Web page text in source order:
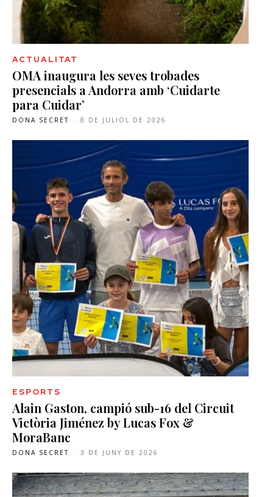
ACTUALITAT
OMA inaugura les seves trobades
presencials a Andorra amb ‘Cuidarte
para Cuidar’
DONA SECRET - 8 DE JULIOL DE 2026
ESPORTS
Alain Gaston, campió sub-16 del Circuit
Victòria Jiménez by Lucas Fox &
MoraBanc
DONA SECRET - 3 DE JUNY DE 2026